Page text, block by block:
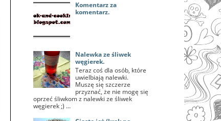
Komentarz za
komentarz.
Nalewka ze śliwek
węgierek.
Teraz coś dla osób, które
uwielbiają nalewki.
Muszę się szczerze
przyznać, że nie mogę się
oprzeć śliwkom z nalewki ze śliwek
węgierek ;) ...